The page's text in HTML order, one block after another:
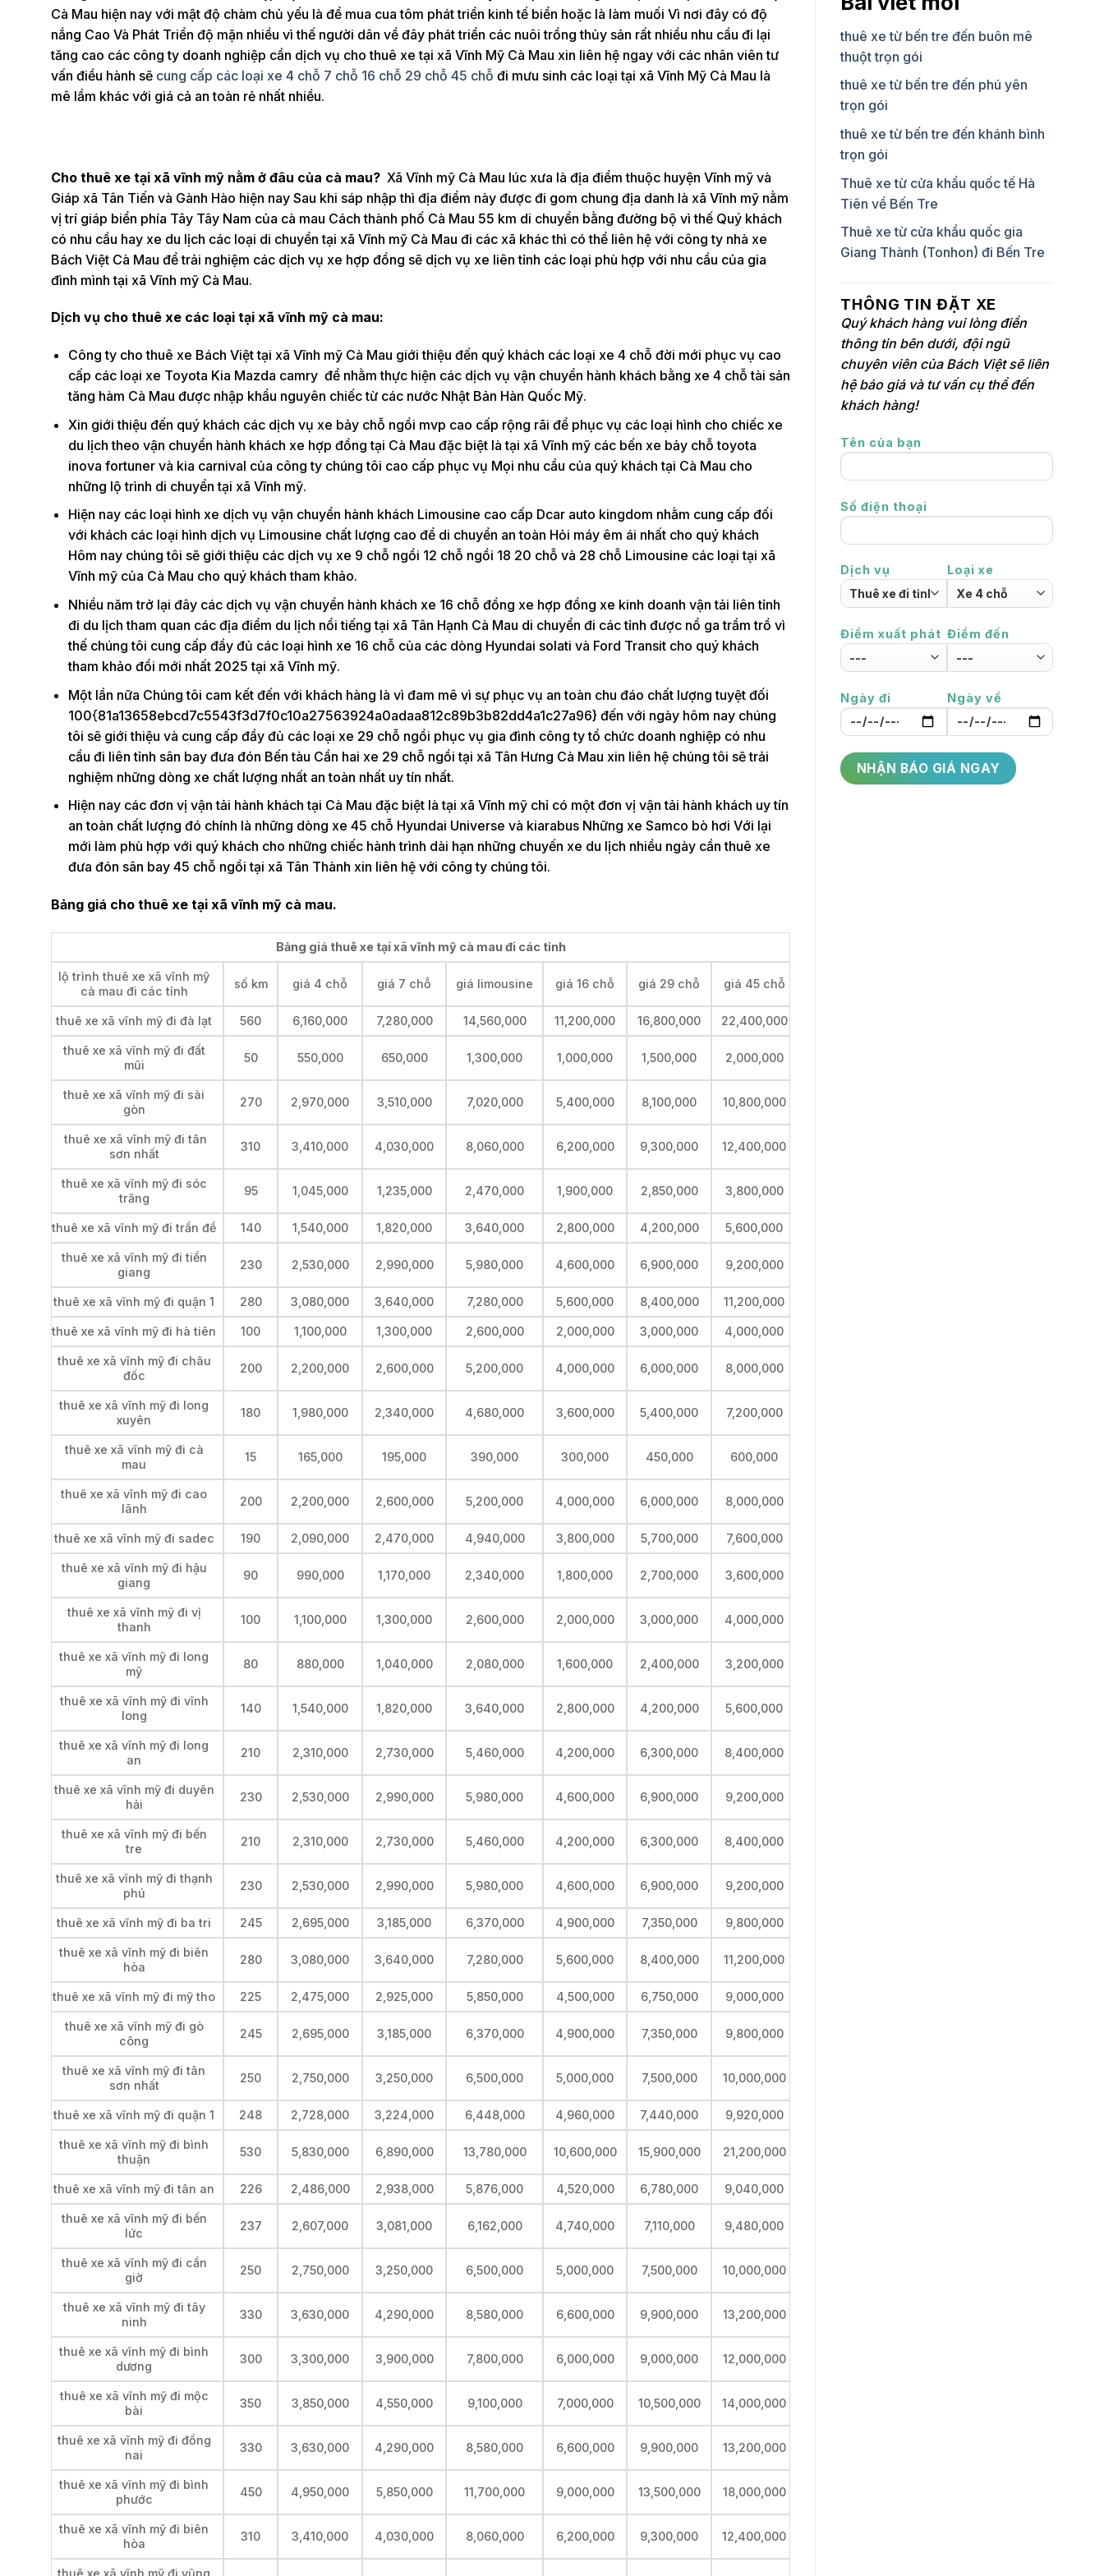
Cà Mau hiện nay với mật độ chàm chủ yếu là để mua cua tôm phát triển kinh tế biển hoặc là làm muối Vì nơi đây có độ
nắng Cao Và Phát Triển độ mặn nhiều vì thế người dân về đây phát triển các nuôi trồng thủy sản rất nhiều nhu cầu đi lại
tăng cao các công ty doanh nghiệp cần dịch vụ cho thuê xe tại xã Vĩnh Mỹ Cà Mau xin liên hệ ngay với các nhân viên tư
vấn điều hành sẽ cung cấp các loại xe 4 chỗ 7 chỗ 16 chỗ 29 chỗ 45 chỗ đi mưu sinh các loại tại xã Vĩnh Mỹ Cà Mau là
mê lầm khác với giá cả an toàn rẻ nhất nhiều.
Cho thuê xe tại xã vĩnh mỹ nằm ở đâu của cà mau? Xã Vĩnh mỹ Cà Mau lúc xưa là địa điểm thuộc huyện Vĩnh mỹ và
Giáp xã Tân Tiến và Gành Hào hiện nay Sau khi sáp nhập thì địa điểm này được đi gom chung địa danh là xã Vĩnh mỹ nằm
vị trí giáp biển phía Tây Tây Nam của cà mau Cách thành phố Cà Mau 55 km di chuyển bằng đường bộ vì thế Quý khách
có nhu cầu hay xe du lịch các loại di chuyển tại xã Vĩnh mỹ Cà Mau đi các xã khác thì có thể liên hệ với công ty nhà xe
Bách Việt Cà Mau để trải nghiệm các dịch vụ xe hợp đồng sẽ dịch vụ xe liên tỉnh các loại phù hợp với nhu cầu của gia
đình mình tại xã Vĩnh mỹ Cà Mau.
Dịch vụ cho thuê xe các loại tại xã vĩnh mỹ cà mau:
Công ty cho thuê xe Bách Việt tại xã Vĩnh mỹ Cà Mau giới thiệu đến quý khách các loại xe 4 chỗ đời mới phục vụ cao
cấp các loại xe Toyota Kia Mazda camry để nhằm thực hiện các dịch vụ vận chuyển hành khách bằng xe 4 chỗ tài sản
tăng hàm Cà Mau được nhập khẩu nguyên chiếc từ các nước Nhật Bản Hàn Quốc Mỹ.
Xin giới thiệu đến quý khách các dịch vụ xe bảy chỗ ngồi mvp cao cấp rộng rãi để phục vụ các loại hình cho chiếc xe
du lịch theo vận chuyển hành khách xe hợp đồng tại Cà Mau đặc biệt là tại xã Vĩnh mỹ các bến xe bảy chỗ toyota
inova fortuner và kia carnival của công ty chúng tôi cao cấp phục vụ Mọi nhu cầu của quý khách tại Cà Mau cho
những lộ trình di chuyển tại xã Vĩnh mỹ.
Hiện nay các loại hình xe dịch vụ vận chuyển hành khách Limousine cao cấp Dcar auto kingdom nhằm cung cấp đối
với khách các loại hình dịch vụ Limousine chất lượng cao để di chuyển an toàn Hỏi máy êm ái nhất cho quý khách
Hôm nay chúng tôi sẽ giới thiệu các dịch vụ xe 9 chỗ ngồi 12 chỗ ngồi 18 20 chỗ và 28 chỗ Limousine các loại tại xã
Vĩnh mỹ của Cà Mau cho quý khách tham khảo.
Nhiều năm trở lại đây các dịch vụ vận chuyển hành khách xe 16 chỗ đồng xe hợp đồng xe kinh doanh vận tải liên tỉnh
đi du lịch tham quan các địa điểm du lịch nổi tiếng tại xã Tân Hạnh Cà Mau di chuyển đi các tỉnh được nổ ga trầm trồ vì
thế chúng tôi cung cấp đầy đủ các loại hình xe 16 chỗ của các dòng Hyundai solati và Ford Transit cho quý khách
tham khảo đổi mới nhất 2025 tại xã Vĩnh mỹ.
Một lần nữa Chúng tôi cam kết đến với khách hàng là vì đam mê vì sự phục vụ an toàn chu đáo chất lượng tuyệt đối
100{81a13658ebcd7c5543f3d7f0c10a27563924a0adaa812c89b3b82dd4a1c27a96} đến với ngày hôm nay chúng
tôi sẽ giới thiệu và cung cấp đầy đủ các loại xe 29 chỗ ngồi phục vụ gia đình công ty tổ chức doanh nghiệp có nhu
cầu đi liên tỉnh sân bay đưa đón Bến tàu Cần hai xe 29 chỗ ngồi tại xã Tân Hưng Cà Mau xin liên hệ chúng tôi sẽ trải
nghiệm những dòng xe chất lượng nhất an toàn nhất uy tín nhất.
Hiện nay các đơn vị vận tải hành khách tại Cà Mau đặc biệt là tại xã Vĩnh mỹ chỉ có một đơn vị vận tải hành khách uy tín
an toàn chất lượng đó chính là những dòng xe 45 chỗ Hyundai Universe và kiarabus Những xe Samco bò hơi Với lại
mới làm phù hợp với quý khách cho những chiếc hành trình dài hạn những chuyến xe du lịch nhiều ngày cần thuê xe
đưa đón sân bay 45 chỗ ngồi tại xã Tân Thành xin liên hệ với công ty chúng tôi.
Bảng giá cho thuê xe tại xã vĩnh mỹ cà mau.
Bảng giá thuê xe tại xã vĩnh mỹ cà mau đi các tỉnh
lộ trình thuê xe xã vĩnh mỹ
cà mau đi các tỉnh
số km giá 4 chỗ giá 7 chỗ giá limousine giá 16 chỗ giá 29 chỗ giá 45 chỗ
thuê xe xã vĩnh mỹ đi đà lạt 560 6,160,000 7,280,000 14,560,000 11,200,000 16,800,000 22,400,000
thuê xe xã vĩnh mỹ đi đất
mũi
50 550,000 650,000 1,300,000 1,000,000 1,500,000 2,000,000
thuê xe xã vĩnh mỹ đi sài
gòn
270 2,970,000 3,510,000 7,020,000 5,400,000 8,100,000 10,800,000
thuê xe xã vĩnh mỹ đi tân
sơn nhất
310 3,410,000 4,030,000 8,060,000 6,200,000 9,300,000 12,400,000
thuê xe xã vĩnh mỹ đi sóc
trăng
95 1,045,000 1,235,000 2,470,000 1,900,000 2,850,000 3,800,000
thuê xe xã vĩnh mỹ đi trần đề 140 1,540,000 1,820,000 3,640,000 2,800,000 4,200,000 5,600,000
thuê xe xã vĩnh mỹ đi tiền
giang
230 2,530,000 2,990,000 5,980,000 4,600,000 6,900,000 9,200,000
thuê xe xã vĩnh mỹ đi quận 1 280 3,080,000 3,640,000 7,280,000 5,600,000 8,400,000 11,200,000
thuê xe xã vĩnh mỹ đi hà tiên 100 1,100,000 1,300,000 2,600,000 2,000,000 3,000,000 4,000,000
thuê xe xã vĩnh mỹ đi châu
đốc
200 2,200,000 2,600,000 5,200,000 4,000,000 6,000,000 8,000,000
thuê xe xã vĩnh mỹ đi long
xuyên
180 1,980,000 2,340,000 4,680,000 3,600,000 5,400,000 7,200,000
thuê xe xã vĩnh mỹ đi cà
mau
15 165,000 195,000 390,000 300,000 450,000 600,000
thuê xe xã vĩnh mỹ đi cao
lãnh
200 2,200,000 2,600,000 5,200,000 4,000,000 6,000,000 8,000,000
thuê xe xã vĩnh mỹ đi sadec 190 2,090,000 2,470,000 4,940,000 3,800,000 5,700,000 7,600,000
thuê xe xã vĩnh mỹ đi hậu
giang
90 990,000 1,170,000 2,340,000 1,800,000 2,700,000 3,600,000
thuê xe xã vĩnh mỹ đi vị
thanh
100 1,100,000 1,300,000 2,600,000 2,000,000 3,000,000 4,000,000
thuê xe xã vĩnh mỹ đi long
mỹ
80 880,000 1,040,000 2,080,000 1,600,000 2,400,000 3,200,000
thuê xe xã vĩnh mỹ đi vĩnh
long
140 1,540,000 1,820,000 3,640,000 2,800,000 4,200,000 5,600,000
thuê xe xã vĩnh mỹ đi long
an
210 2,310,000 2,730,000 5,460,000 4,200,000 6,300,000 8,400,000
thuê xe xã vĩnh mỹ đi duyên
hải
230 2,530,000 2,990,000 5,980,000 4,600,000 6,900,000 9,200,000
thuê xe xã vĩnh mỹ đi bến
tre
210 2,310,000 2,730,000 5,460,000 4,200,000 6,300,000 8,400,000
thuê xe xã vĩnh mỹ đi thạnh
phú
230 2,530,000 2,990,000 5,980,000 4,600,000 6,900,000 9,200,000
thuê xe xã vĩnh mỹ đi ba tri 245 2,695,000 3,185,000 6,370,000 4,900,000 7,350,000 9,800,000
thuê xe xã vĩnh mỹ đi biên
hòa
280 3,080,000 3,640,000 7,280,000 5,600,000 8,400,000 11,200,000
thuê xe xã vĩnh mỹ đi mỹ tho 225 2,475,000 2,925,000 5,850,000 4,500,000 6,750,000 9,000,000
thuê xe xã vĩnh mỹ đi gò
công
245 2,695,000 3,185,000 6,370,000 4,900,000 7,350,000 9,800,000
thuê xe xã vĩnh mỹ đi tân
sơn nhất
250 2,750,000 3,250,000 6,500,000 5,000,000 7,500,000 10,000,000
thuê xe xã vĩnh mỹ đi quận 1 248 2,728,000 3,224,000 6,448,000 4,960,000 7,440,000 9,920,000
thuê xe xã vĩnh mỹ đi bình
thuận
530 5,830,000 6,890,000 13,780,000 10,600,000 15,900,000 21,200,000
thuê xe xã vĩnh mỹ đi tân an 226 2,486,000 2,938,000 5,876,000 4,520,000 6,780,000 9,040,000
thuê xe xã vĩnh mỹ đi bến
lức
237 2,607,000 3,081,000 6,162,000 4,740,000 7,110,000 9,480,000
thuê xe xã vĩnh mỹ đi cần
giờ
250 2,750,000 3,250,000 6,500,000 5,000,000 7,500,000 10,000,000
thuê xe xã vĩnh mỹ đi tây
ninh
330 3,630,000 4,290,000 8,580,000 6,600,000 9,900,000 13,200,000
thuê xe xã vĩnh mỹ đi bình
dương
300 3,300,000 3,900,000 7,800,000 6,000,000 9,000,000 12,000,000
thuê xe xã vĩnh mỹ đi mộc
bài
350 3,850,000 4,550,000 9,100,000 7,000,000 10,500,000 14,000,000
thuê xe xã vĩnh mỹ đi đồng
nai
330 3,630,000 4,290,000 8,580,000 6,600,000 9,900,000 13,200,000
thuê xe xã vĩnh mỹ đi bình
phước
450 4,950,000 5,850,000 11,700,000 9,000,000 13,500,000 18,000,000
thuê xe xã vĩnh mỹ đi biên
hòa
310 3,410,000 4,030,000 8,060,000 6,200,000 9,300,000 12,400,000
thuê xe xã vĩnh mỹ đi vũng
thuê xe từ bến tre đến buôn mê
thuột trọn gói
thuê xe từ bến tre đến phú yên
trọn gói
thuê xe từ bến tre đến khánh bình
trọn gói
Thuê xe từ cửa khẩu quốc tế Hà
Tiên về Bến Tre
Thuê xe từ cửa khẩu quốc gia
Giang Thành (Tonhon) đi Bến Tre
THÔNG TIN ĐẶT XE
Quý khách hàng vui lòng điền
thông tin bên dưới, đội ngũ
chuyên viên của Bách Việt sẽ liên
hệ báo giá và tư vấn cụ thể đến
khách hàng!
Tên của bạn
Số điện thoại
Dịch vụ Loại xe
Điểm xuất phát Điểm đến
Ngày đi Ngày về